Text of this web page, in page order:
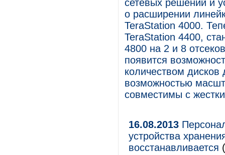
сетевых решений и
о расширении
TeraStation 4000.
TeraStation 4400,
4800 на 2 и 8
появится
количеством
возможностью
совместимы с
16.08.2013
устройства
восстанавливается